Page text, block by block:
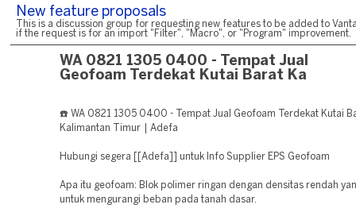
New feature proposals
This is a discussion group for requesting new features to be added to
if the request is for an import "Filter", "Macro", or "Program" improvement.
WA 0821 1305 0400 - Tempat Jual
Geofoam Terdekat Kutai Barat Ka
☎️ WA 0821 1305 0400 - Tempat Jual Geofoam Terdekat Kutai
Kalimantan Timur | Adefa
Hubungi segera [[Adefa]] untuk Info Supplier EPS Geofoam
Apa itu geofoam: Blok polimer ringan dengan densitas rendah
untuk mengurangi beban pada tanah dasar.